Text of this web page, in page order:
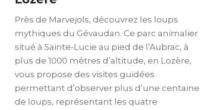
Près de Marvejols, découvrez les loups
mythiques du Gévaudan. Ce parc animalier
situé à Sainte-Lucie au pied de l’Aubrac, à
plus de 1000 mètres d’altitude, en Lozère,
vous propose des visites guidées
permettant d’observer plus d’une centaine
de loups, représentant les quatre